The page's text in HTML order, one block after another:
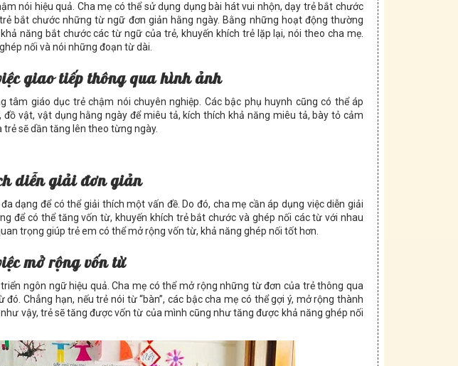
nói hiệu quả. Cha mẹ có thể sử dụng dụng bài hát vui nhộn, dạy trẻ bắt chước
bắt chước những từ ngữ đơn giản hằng ngày. Bằng những hoạt động thường
năng bắt chước các từ ngữ của trẻ, khuyến khích trẻ lặp lại, nói theo cha mẹ.
nối và nói những đoạn từ dài.
giao tiếp thông qua hình ảnh
tâm giáo dục trẻ chậm nói chuyên nghiệp. Các bậc phụ huynh cũng có thể áp
vật, vật dụng hằng ngày để miêu tả, kích thích khả năng miêu tả, bày tỏ cảm
sẽ dần tăng lên theo từng ngày.
diễn giải đơn giản
dạng để có thể giải thích một vấn đề. Do đó, cha mẹ cần áp dụng việc diễn giải
để có thể tăng vốn từ, khuyến khích trẻ bắt chước và ghép nối các từ với nhau
trọng giúp trẻ em có thể mở rộng vốn từ, khả năng ghép nối tốt hơn.
mở rộng vốn từ
ngôn ngữ hiệu quả. Cha mẹ có thể mở rộng những từ đơn của trẻ thông qua
Chẳng hạn, nếu trẻ nói từ “bàn”, các bậc cha mẹ có thể gợi ý, mở rộng thành
như vậy, trẻ sẽ tăng được vốn từ của mình cũng như tăng được khả năng ghép nối